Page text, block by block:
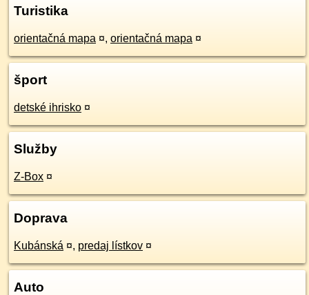
Turistika
orientačná mapa ¤, orientačná mapa ¤
šport
detské ihrisko ¤
Služby
Z-Box ¤
Doprava
Kubánská ¤, predaj lístkov ¤
Auto